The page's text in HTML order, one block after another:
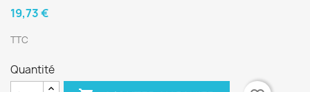
19,73 €
TTC
Quantité